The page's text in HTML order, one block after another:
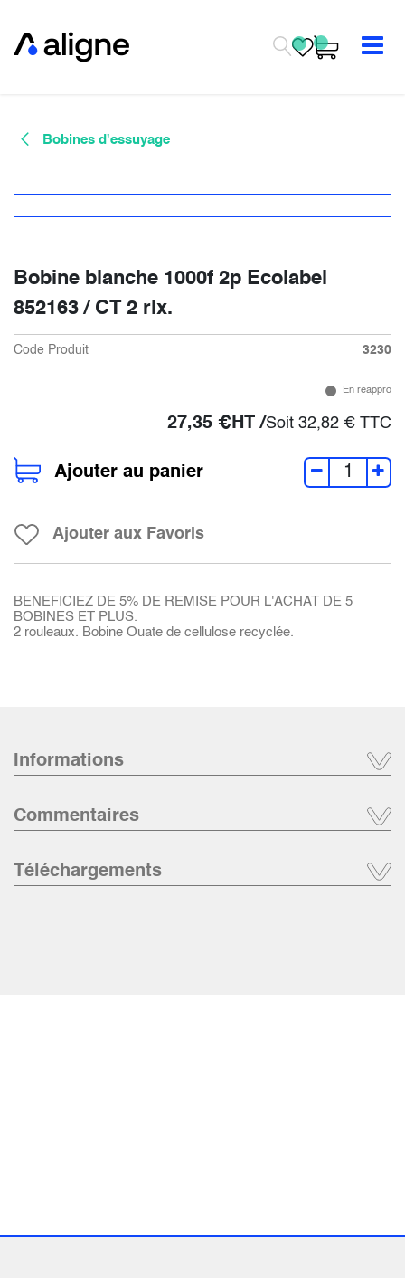
Bobines d'essuyage
Bobine blanche 1000f 2p Ecolabel
852163 / CT 2 rlx.
Code Produit 3230
En réappro
27,35 €HT /Soit 32,82 € TTC
Ajouter au panier
Ajouter aux Favoris
BENEFICIEZ DE 5% DE REMISE POUR L'ACHAT DE 5
BOBINES ET PLUS.
2 rouleaux. Bobine Ouate de cellulose recyclée.
Informations
Commentaires
Téléchargements